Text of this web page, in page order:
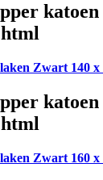
katoen
Zwart 140 x
katoen
Zwart 160 x